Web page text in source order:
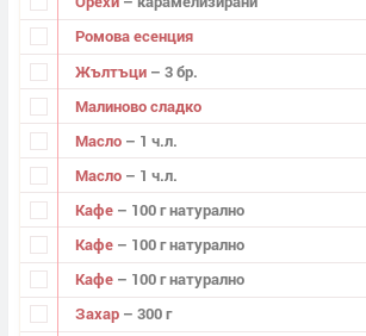
Ромова есенция
Жълтъци – 3 бр.
Малиново сладко
Масло – 1 ч.л.
Масло – 1 ч.л.
Кафе – 100 г натурално
Кафе – 100 г натурално
Кафе – 100 г натурално
Захар – 300 г